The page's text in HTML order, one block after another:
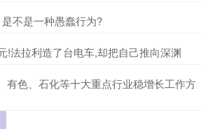
不是一种愚蠢行为?
!法拉利造了台电车,却把自己推向深渊
有色、石化等十大重点行业稳增长工作方